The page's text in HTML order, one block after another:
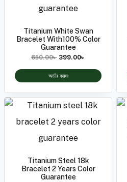
Titanium White Swan
Bracelet With100% Color
Guarantee
650.00৳ 399.00৳
অর্ডার করুন
Titanium Steel 18k
Bracelet 2 Years Color
Guarantee